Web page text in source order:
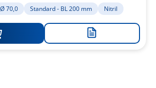
70,0 Standard - BL 200 mm Nitril
Zur